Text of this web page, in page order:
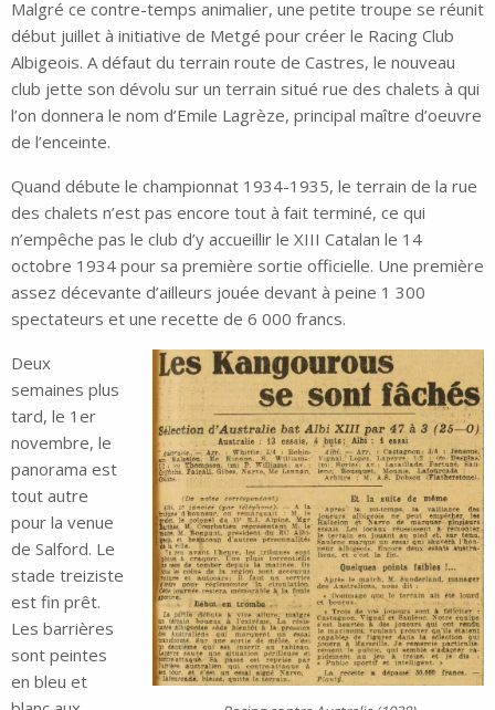
Malgré ce contre-temps animalier, une petite troupe se réunit
début juillet à initiative de Metgé pour créer le Racing Club
Albigeois. A défaut du terrain route de Castres, le nouveau
club jette son dévolu sur un terrain situé rue des chalets à qui
l’on donnera le nom d’Emile Lagrèze, principal maître d’oeuvre
de l’enceinte.
Quand débute le championnat 1934-1935, le terrain de la rue
des chalets n’est pas encore tout à fait terminé, ce qui
n’empêche pas le club d’y accueillir le XIII Catalan le 14
octobre 1934 pour sa première sortie officielle. Une première
assez décevante d’ailleurs jouée devant à peine 1 300
spectateurs et une recette de 6 000 francs.
Deux
semaines plus
tard, le 1er
novembre, le
panorama est
tout autre
pour la venue
de Salford. Le
stade treiziste
est fin prêt.
Les barrières
sont peintes
en bleu et